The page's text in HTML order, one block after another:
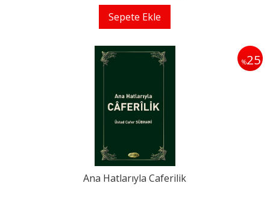
Sepete Ekle
%25
Ana Hatlarıyla Caferilik